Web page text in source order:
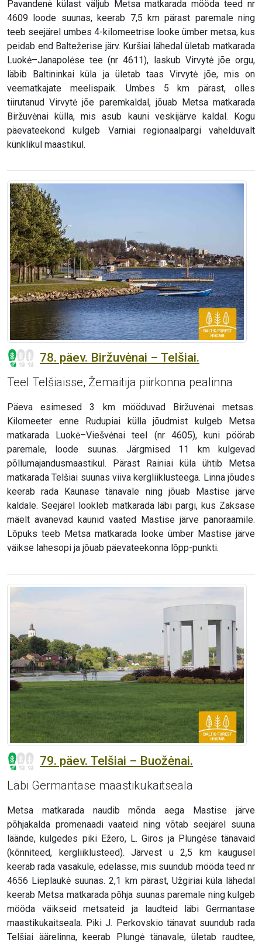
Pavandenė külast väljub Metsa matkarada mööda teed nr
4609 loode suunas, keerab 7,5 km pärast paremale ning
teeb seejärel umbes 4-kilomeetrise looke ümber metsa, kus
peidab end Baltežerise järv. Kuršiai lähedal ületab matkarada
Luokė–Janapolėse tee (nr 4611), laskub Virvytė jõe orgu,
läbib Baltininkai küla ja ületab taas Virvytė jõe, mis on
veematkajate meelispaik. Umbes 5 km pärast, olles
tiirutanud Virvytė jõe paremkaldal, jõuab Metsa matkarada
Biržuvėnai külla, mis asub kauni veskijärve kaldal. Kogu
päevateekond kulgeb Varniai regionaalpargi vahelduvalt
künklikul maastikul.
78. päev. Biržuvėnai – Telšiai.
Teel Telšiaisse, Žemaitija piirkonna pealinna
Päeva esimesed 3 km mööduvad Biržuvėnai metsas.
Kilomeeter enne Rudupiai külla jõudmist kulgeb Metsa
matkarada Luokė–Viešvėnai teel (nr 4605), kuni pöörab
paremale, loode suunas. Järgmised 11 km kulgevad
põllumajandusmaastikul. Pärast Rainiai küla ühtib Metsa
matkarada Telšiai suunas viiva kergliiklusteega. Linna jõudes
keerab rada Kaunase tänavale ning jõuab Mastise järve
kaldale. Seejärel lookleb matkarada läbi pargi, kus Zaksase
mäelt avanevad kaunid vaated Mastise järve panoraamile.
Lõpuks teeb Metsa matkarada looke ümber Mastise järve
väikse lahesopi ja jõuab päevateekonna lõpp-punkti.
79. päev. Telšiai – Buožėnai.
Läbi Germantase maastikukaitseala
Metsa matkarada naudib mõnda aega Mastise järve
põhjakalda promenaadi vaateid ning võtab seejärel suuna
läände, kulgedes piki Ežero, L. Giros ja Plungėse tänavaid
(kõnniteed, kergliiklusteed). Järvest u 2,5 km kaugusel
keerab rada vasakule, edelasse, mis suundub mööda teed nr
4656 Lieplaukė suunas. 2,1 km pärast, Užgiriai küla lähedal
keerab Metsa matkarada põhja suunas paremale ning kulgeb
mööda väikseid metsateid ja laudteid läbi Germantase
maastikukaitseala. Piki J. Perkovskio tänavat suundub rada
Telšiai äärelinna, keerab Plungė tänavale, ületab raudtee,